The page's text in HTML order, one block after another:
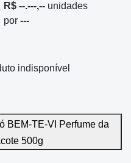
R$ --.---,-- unidades
por ---
indisponível
BEM-TE-VI Perfume da
500g